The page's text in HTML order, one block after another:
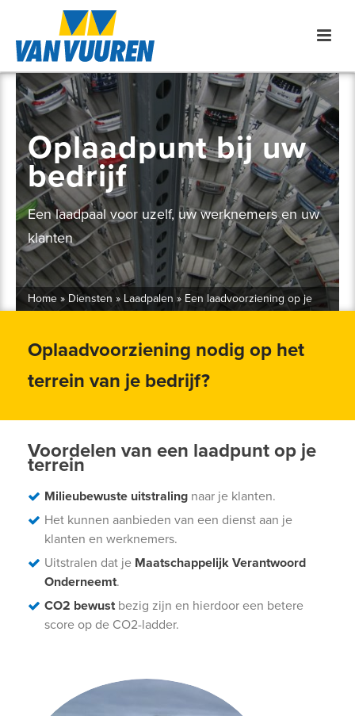
Oplaadpunt bij uw
bedrijf
Een laadpaal voor uzelf, uw werknemers en uw
klanten
Home » Diensten » Laadpalen » Een laadvoorziening op je
Oplaadvoorziening nodig op het
terrein van je bedrijf?
Voordelen van een laadpunt op je
terrein
Milieubewuste uitstraling naar je klanten.
Het kunnen aanbieden van een dienst aan je
klanten en werknemers.
Uitstralen dat je Maatschappelijk Verantwoord
Onderneemt.
CO2 bewustbezig zijn en hierdoor een betere
score op de CO2-ladder.